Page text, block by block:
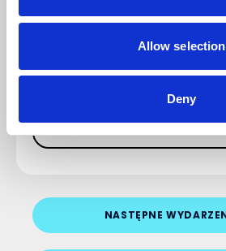
Allow selection
Deny
DODAJ
NASTĘPNE